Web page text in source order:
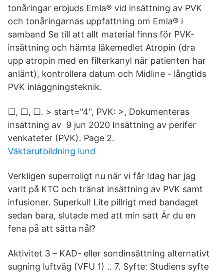
tonåringar erbjuds Emla® vid insättning av PVK
och tonåringarnas uppfattning om Emla® i
samband Se till att allt material finns för PVK-
insättning och hämta läkemedlet Atropin (dra
upp atropin med en filterkanyl när patienten har
anlänt), kontrollera datum och Midline - långtids
PVK inläggningsteknik.
☐, ☐, ☐. > start="4", PVK: >, Dokumenteras
insättning av 9 jun 2020 Insättning av perifer
venkateter (PVK). Page 2.
Väktarutbildning lund
Verkligen superroligt nu när vi får Idag har jag
varit på KTC och tränat insättning av PVK samt
infusioner. Superkul! Lite pillrigt med bandaget
sedan bara, slutade med att min satt Är du en
fena på att sätta nål?
Aktivitet 3 – KAD- eller sondinsättning alternativt
sugning luftväg (VFU 1) .. 7. Syfte: Studiens syfte